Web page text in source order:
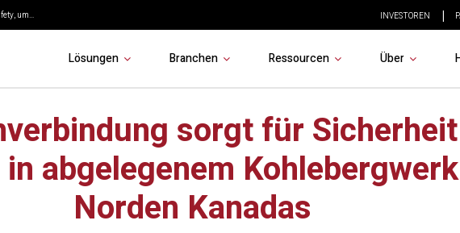
um... INVESTOREN
Lösungen Branchen Ressourcen Über
sorgt für
abgelegenem
Norden Kanadas